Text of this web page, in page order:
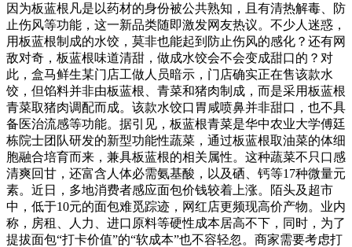
因为板蓝根凡是以药材的身份被公共熟知，且有清热解毒、防
止伤风等功能，这一新品类随即激发网友热议。不少人迷惑，
用板蓝根制成的水饺，莫非也能起到防止伤风的感化？还有网
敌对奇，板蓝根味道清甜，做成水饺会不会变成甜口的？对
此，盒马鲜生某门店工做人员暗示，门店确实正在售该款水
饺，但馅料并非由板蓝根、青菜和猪肉制成，而是采用板蓝根
青菜取猪肉调配而成。该款水饺口胃咸喷鼻并非甜口，也不具
备医治流感等功能。据引见，板蓝根青菜是华中农业大学傅廷
栋院士团队研发的新型功能性蔬菜，通过板蓝根取油菜的体细
胞融合培育而来，兼具板蓝根的相关属性。这种蔬菜不只口感
清爽回甘，还富含人体必需氨基酸，以及硒、钙等17种微量元
素。近日，多地消费者感应面包价钱较着上涨。陌头及超市
中，低于10元的面包难觅踪迹，网红店更频现高价产物。业内
称，房租、人力、进口原料等硬性成本居高不下，同时，为了
提拔面包“打卡价值”的“软成本”也不容轻忽。商家需要考虑打